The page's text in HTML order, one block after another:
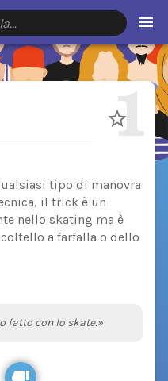
1
tipo di manovra
il trick è un
nello skating ma è
a farfalla o dello
fatto con lo skate.»